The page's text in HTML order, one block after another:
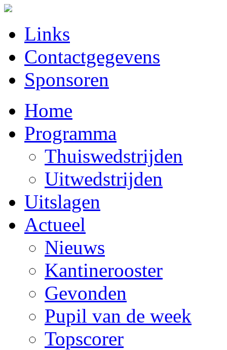
Links
Contactgegevens
Sponsoren
Home
Programma
Thuiswedstrijden
Uitwedstrijden
Uitslagen
Actueel
Nieuws
Kantinerooster
Gevonden
Pupil van de week
Topscorer